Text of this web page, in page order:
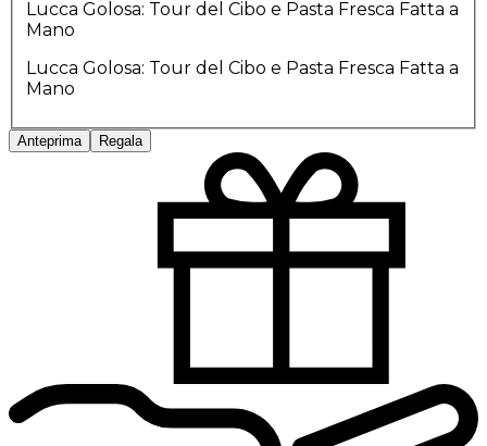
Lucca Golosa: Tour del Cibo e Pasta Fresca Fatta a
Mano
Lucca Golosa: Tour del Cibo e Pasta Fresca Fatta a
Mano
Anteprima Regala